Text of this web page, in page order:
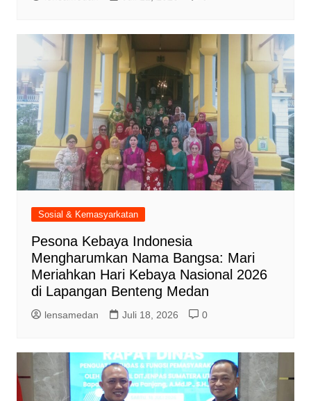
Sosial & Kemasyarkatan
Pesona Kebaya Indonesia
Mengharumkan Nama Bangsa: Mari
Meriahkan Hari Kebaya Nasional 2026
di Lapangan Benteng Medan
lensamedan Juli 18, 2026 0